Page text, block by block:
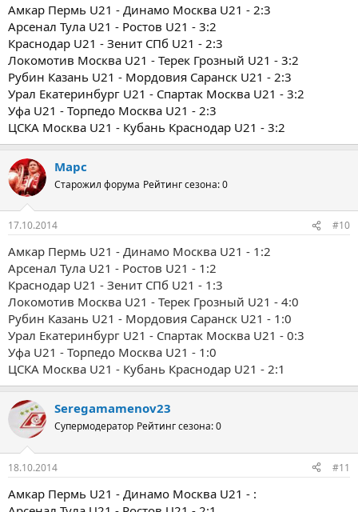
Амкар Пермь U21 - Динамо Москва U21 - 2:3
Арсенал Тула U21 - Ростов U21 - 3:2
Краснодар U21 - Зенит СПб U21 - 2:3
Локомотив Москва U21 - Терек Грозный U21 - 3:2
Рубин Казань U21 - Мордовия Саранск U21 - 2:3
Урал Екатеринбург U21 - Спартак Москва U21 - 3:2
Уфа U21 - Торпедо Москва U21 - 2:3
ЦСКА Москва U21 - Кубань Краснодар U21 - 3:2
Марс
Старожил форума Рейтинг сезона: 0
17.10.2014 #10
Амкар Пермь U21 - Динамо Москва U21 - 1:2
Арсенал Тула U21 - Ростов U21 - 1:2
Краснодар U21 - Зенит СПб U21 - 1:3
Локомотив Москва U21 - Терек Грозный U21 - 4:0
Рубин Казань U21 - Мордовия Саранск U21 - 1:0
Урал Екатеринбург U21 - Спартак Москва U21 - 0:3
Уфа U21 - Торпедо Москва U21 - 1:0
ЦСКА Москва U21 - Кубань Краснодар U21 - 2:1
Seregamamenov23
Супермодератор Рейтинг сезона: 0
18.10.2014 #11
Амкар Пермь U21 - Динамо Москва U21 - :